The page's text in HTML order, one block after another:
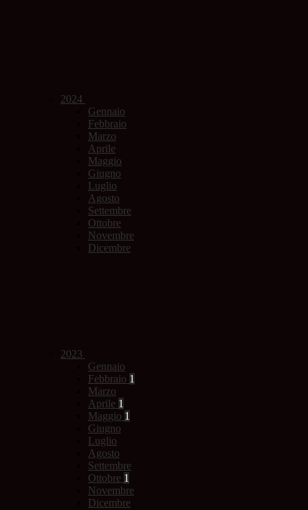
2024
Gennaio
Febbraio
Marzo
Aprile
Maggio
Giugno
Luglio
Agosto
Settembre
Ottobre
Novembre
Dicembre
2023
Gennaio
Febbraio 1
Marzo
Aprile 1
Maggio 1
Giugno
Luglio
Agosto
Settembre
Ottobre 1
Novembre
Dicembre